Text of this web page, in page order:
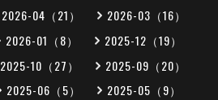
2026-04（21）
2026-03（16）
2026-01（8）
2025-12（19）
2025-10（27）
2025-09（20）
2025-06（5）
2025-05（9）